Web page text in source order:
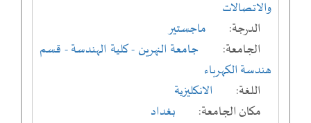
والاتصالات
الدرجة:
ماجستير
الجامعة:
جامعة النهرين - كلية الهندسة- قسم
هندسة الكهرباء
اللغة:
الانكليزية
مكان الجامعة:
بغداد